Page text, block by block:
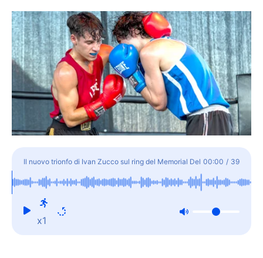
Il nuovo trionfo di Ivan Zucco sul ring del Memorial Del
Grosso
00:00 / 39
x1